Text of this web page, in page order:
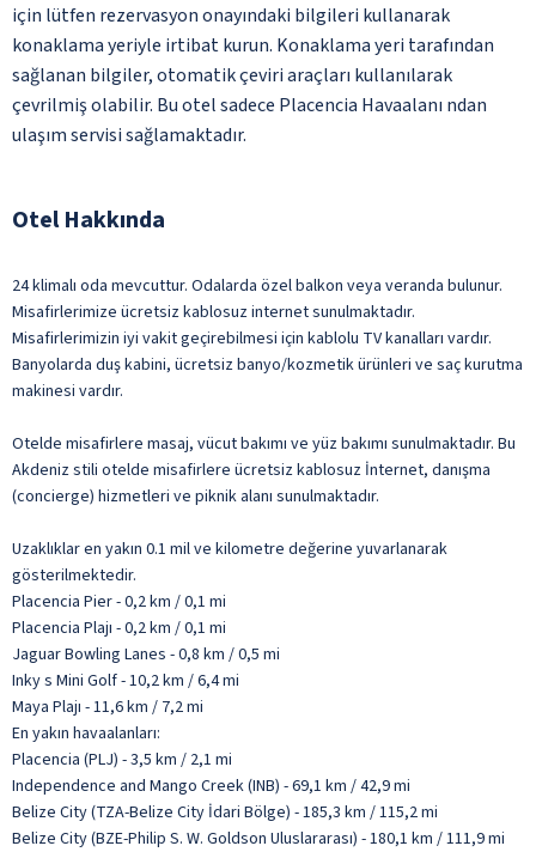
için lütfen rezervasyon onayındaki bilgileri kullanarak
konaklama yeriyle irtibat kurun. Konaklama yeri tarafından
sağlanan bilgiler, otomatik çeviri araçları kullanılarak
çevrilmiş olabilir. Bu otel sadece Placencia Havaalanı ndan
ulaşım servisi sağlamaktadır.
Otel Hakkında
24 klimalı oda mevcuttur. Odalarda özel balkon veya veranda bulunur.
Misafirlerimize ücretsiz kablosuz internet sunulmaktadır.
Misafirlerimizin iyi vakit geçirebilmesi için kablolu TV kanalları vardır.
Banyolarda duş kabini, ücretsiz banyo/kozmetik ürünleri ve saç kurutma
makinesi vardır.
Otelde misafirlere masaj, vücut bakımı ve yüz bakımı sunulmaktadır. Bu
Akdeniz stili otelde misafirlere ücretsiz kablosuz İnternet, danışma
(concierge) hizmetleri ve piknik alanı sunulmaktadır.
Uzaklıklar en yakın 0.1 mil ve kilometre değerine yuvarlanarak
gösterilmektedir.
Placencia Pier - 0,2 km / 0,1 mi
Placencia Plajı - 0,2 km / 0,1 mi
Jaguar Bowling Lanes - 0,8 km / 0,5 mi
Inky s Mini Golf - 10,2 km / 6,4 mi
Maya Plajı - 11,6 km / 7,2 mi
En yakın havaalanları:
Placencia (PLJ) - 3,5 km / 2,1 mi
Independence and Mango Creek (INB) - 69,1 km / 42,9 mi
Belize City (TZA-Belize City İdari Bölge) - 185,3 km / 115,2 mi
Belize City (BZE-Philip S. W. Goldson Uluslararası) - 180,1 km / 111,9 mi